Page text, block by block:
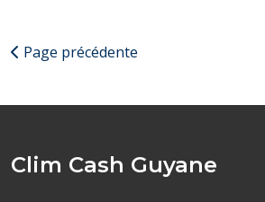
Page précédente
Clim Cash Guyane